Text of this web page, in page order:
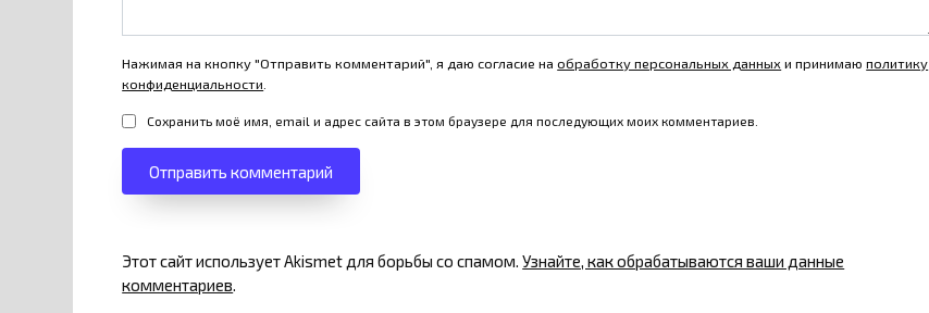
Нажимая на кнопку "Отправить комментарий", я даю согласие наобработку персональных данныхи принимаюполитику
конфиденциальности.
Сохранить моё имя, email и адрес сайта в этом браузере для последующих моих комментариев.
Этот сайт использует Akismet для борьбы со спамом.Узнайте, как обрабатываются ваши данные
комментариев.